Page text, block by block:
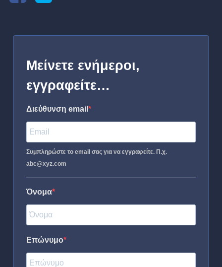
Μείνετε ενήμεροι,
εγγραφείτε…
Διεύθυνση email
Συμπληρώστε το email σας για να εγγραφείτε. Π.χ.
abc@xyz.com
Όνομα
Επώνυμο